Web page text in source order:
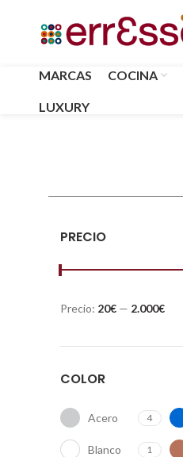
MARCAS COCINA
LUXURY
PRECIO
Precio: 20€ — 2.000€
COLOR
Acero 4
Blanco 1